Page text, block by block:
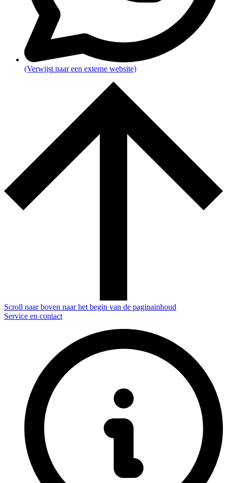
(Verwijst naar een externe website)
Scroll naar boven naar het begin van de paginainhoud
Service en contact